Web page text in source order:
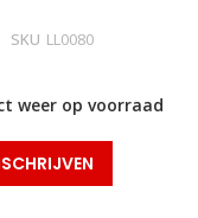
SKU LL0080
weer op voorraad